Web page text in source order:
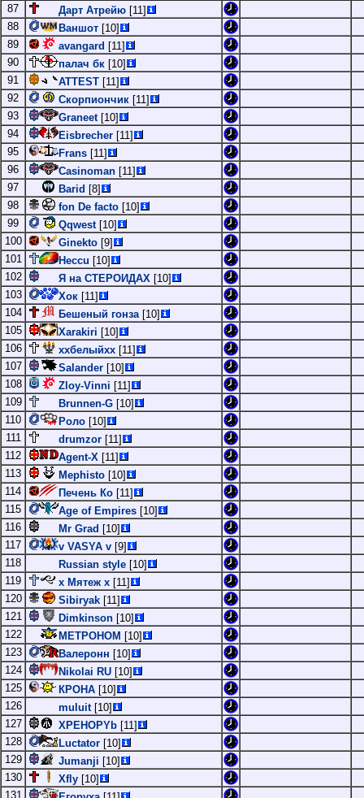
87
Дарт Атрейю [11]
88
Ваншот [10]
89
avangard [11]
90
палач бк [10]
91
ATTEST [11]
92
Скорпиончик [11]
93
Graneet[10]
94
Eisbrecher [11]
95
Frans [11]
96
Casinoman [11]
97
Barid [8]
98
fon De facto [10]
99
Qqwest[10]
100
Ginekto [9]
101
Heccu [10]
102
Я на СТЕРОИДАХ [10]
103
Хок [11]
104
Бешеный гонза[10]
105
Xarakiri [10]
106
ххбелыйхх [11]
107
Salander [10]
108
Zloy-Vinni [11]
109
Brunnen-G [10]
110
Роло [10]
111
drumzor [11]
112
Agent-X [11]
113
Mephisto [10]
114
Печень Ко [11]
115
Age of Empires [10]
116
Mr Grad [10]
117
v VASYA v [9]
118
Russian style [10]
119
х Мятеж х [11]
120
Sibiryak [11]
121
Dimkinson [10]
122
METPOHOM [10]
123
Валеронн [10]
124
Nikolai RU [10]
125
КРОНА [10]
126
muluit[10]
127
XPEHOPYb [11]
128
Luctator [10]
129
Jumanji [10]
130
Xfly [10]
131